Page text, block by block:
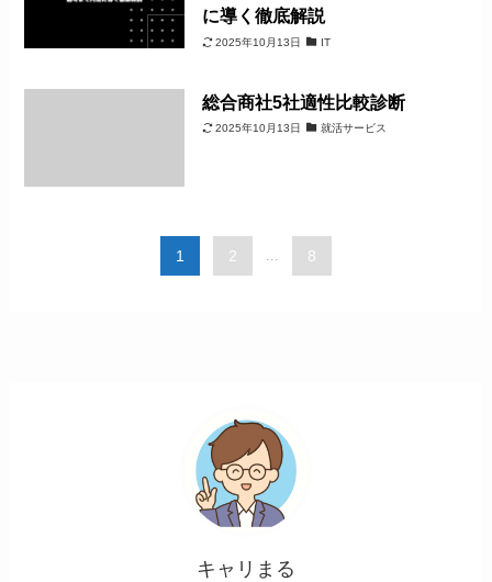
に導く徹底解説
2025年10月13日 IT
総合商社5社適性比較診断
2025年10月13日 就活サービス
1 2 ... 8
キャリまる